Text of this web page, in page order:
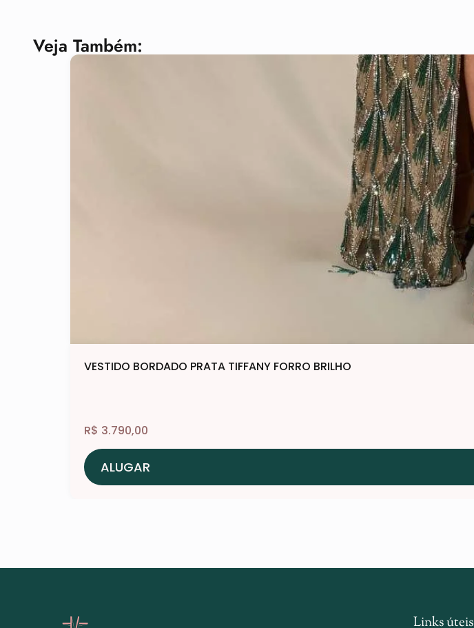
Veja Também:
VESTIDO BORDADO PRATA TIFFANY FORRO BRILHO
R$ 3.790,00
ALUGAR
Links úteis